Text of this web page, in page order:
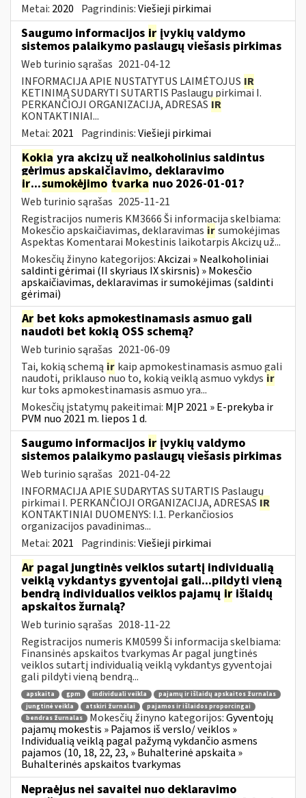
Metai: 2020 Pagrindinis:Viešieji pirkimai
Saugumo informacijos ir įvykių valdymo
sistemos palaikymo paslaugų viešasis pirkimas
Web turinio sąrašas 2021-04-12
INFORMACIJA APIE NUSTATYTUS LAIMĖTOJUS IR
KETINIMĄ SUDARYTI SUTARTIS Paslaugų pirkimai I.
PERKANČIOJI ORGANIZACIJA, ADRESAS IR
KONTAKTINIAI...
Metai: 2021 Pagrindinis:Viešieji pirkimai
Kokia yra akcizų už nealkoholinius saldintus
gėrimus apskaičiavimo, deklaravimo
ir...sumokėjimo tvarka nuo 2026-01-01?
Web turinio sąrašas 2025-11-21
Registracijos numeris KM3666 Ši informacija skelbiama:
Mokesčio apskaičiavimas, deklaravimas irsumokėjimas
Aspektas Komentarai Mokestinis laikotarpis Akcizų už...
Mokesčių žinyno kategorijos:Akcizai » Nealkoholiniai
saldinti gėrimai (II skyriaus IX skirsnis) » Mokesčio
apskaičiavimas, deklaravimas ir sumokėjimas (saldinti
gėrimai)
Ar bet koks apmokestinamasis asmuo gali
naudoti bet kokią OSS schemą?
Web turinio sąrašas 2021-06-09
Tai, kokią schemą ir kaip apmokestinamasis asmuo gali
naudoti, priklauso nuo to, kokią veiklą asmuo vykdys ir
kur toks apmokestinamasis asmuo yra...
Mokesčių įstatymų pakeitimai: MĮP 2021 » E-prekyba ir
PVM nuo 2021 m. liepos 1 d.
Saugumo informacijos ir įvykių valdymo
sistemos palaikymo paslaugų viešasis pirkimas
Web turinio sąrašas 2021-04-22
INFORMACIJA APIE SUDARYTAS SUTARTIS Paslaugų
pirkimai I. PERKANČIOJI ORGANIZACIJA, ADRESAS IR
KONTAKTINIAI DUOMENYS: I.1. Perkančiosios
organizacijos pavadinimas...
Metai: 2021 Pagrindinis:Viešieji pirkimai
Ar pagal jungtinės veiklos sutartį individualią
veiklą vykdantys gyventojai gali...pildyti vieną
bendrą individualios veiklos pajamų ir išlaidų
apskaitos žurnalą?
Web turinio sąrašas 2018-11-22
Registracijos numeris KM0599 Ši informacija skelbiama:
Finansinės apskaitos tvarkymas Ar pagal jungtinės
veiklos sutartį individualią veiklą vykdantys gyventojai
gali pildyti vieną bendrą...
apskaita gpm individuali veikla
pajamų ir išlaidų apskaitos žurnalas
jungtinė veikla
atskiri žurnalai
pajamos ir išlaidos proporcingai
bendras žurnalas
Mokesčių žinyno kategorijos:Gyventojų
pajamų mokestis » Pajamos iš verslo/ veiklos »
Individualią veiklą pagal pažymą vykdančio asmens
pajamos (10, 18, 22, 23, » Buhalterinė apskaita »
Buhalterinės apskaitos tvarkymas
Nepraėjus nei savaitei nuo deklaravimo